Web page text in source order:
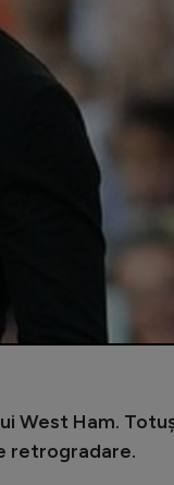
West Ham.
retrogradare.